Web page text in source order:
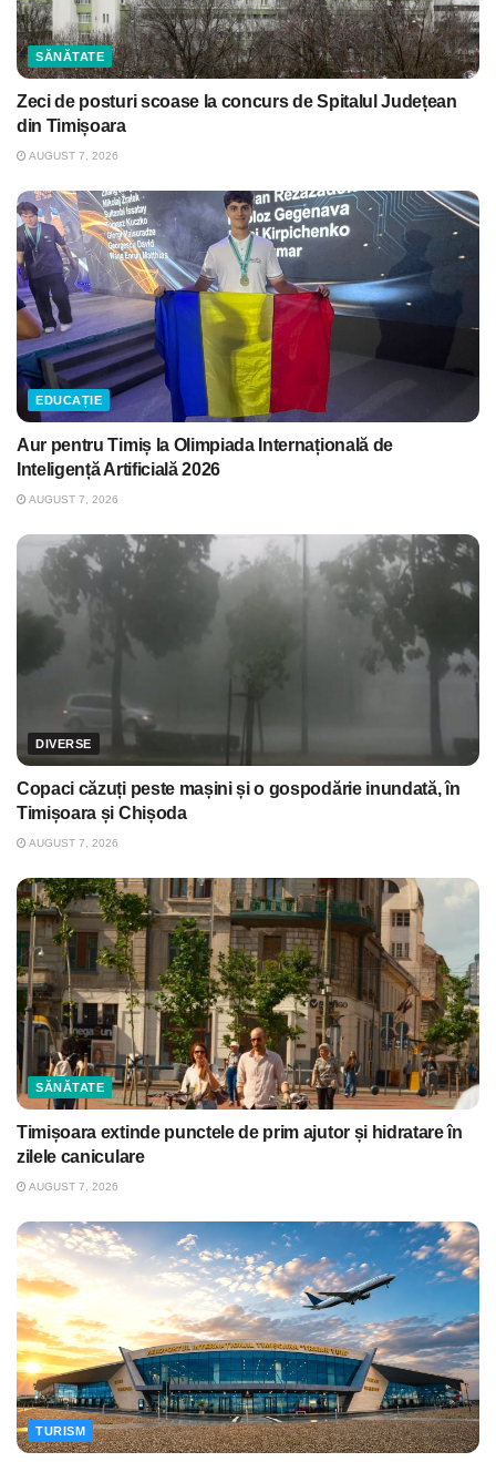
SĂNĂTATE
Zeci de posturi scoase la concurs de Spitalul Județean
din Timișoara
AUGUST 7, 2026
EDUCAȚIE
Aur pentru Timiș la Olimpiada Internațională de
Inteligență Artificială 2026
AUGUST 7, 2026
DIVERSE
Copaci căzuți peste mașini și o gospodărie inundată, în
Timișoara și Chișoda
AUGUST 7, 2026
SĂNĂTATE
Timișoara extinde punctele de prim ajutor și hidratare în
zilele caniculare
AUGUST 7, 2026
TURISM